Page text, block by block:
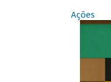
Ações